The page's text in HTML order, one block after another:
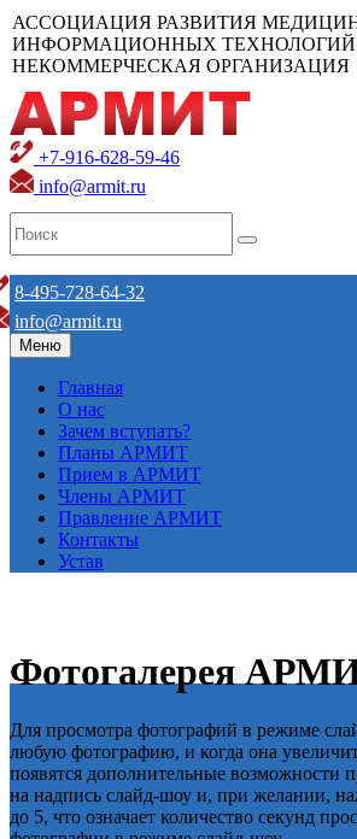
АССОЦИАЦИЯ РАЗВИТИЯ
ИНФОРМАЦИОННЫХ
НЕКОММЕРЧЕСКАЯ ОРГАНИЗАЦИЯ
+7-916-628-59-46
info@armit.ru
8-495-728-64-32
info@armit.ru
Меню
Главная
О нас
Зачем вступать?
Планы АРМИТ
Прием в АРМИТ
Члены АРМИТ
Правление АРМИТ
Контакты
Устав
Фотогалерея
Для просмотра фотографий в режиме
любую фотографию, и когда она
появятся дополнительные возможности
на надпись слайд-шоу и, при желании,
до 5, что означает количество секунд